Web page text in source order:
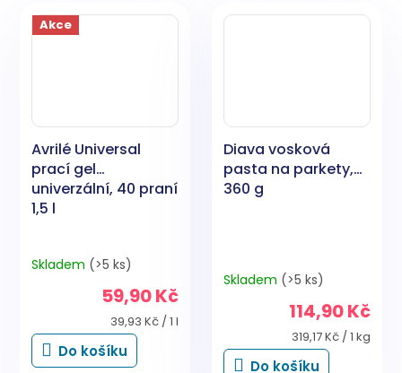
Akce
Avrilé Universal
prací gel
univerzální, 40 praní
1,5 l
Průměrné
4,9
5
Skladem (>5 ks)
59,90 Kč
Měrná
cena:
39,93 Kč / 1 l
Do košíku
Diava vosková
pasta na parkety,
360 g
Skladem (>5 ks)
114,90 Kč
Měrná
cena:
319,17 Kč / 1 kg
Do košíku